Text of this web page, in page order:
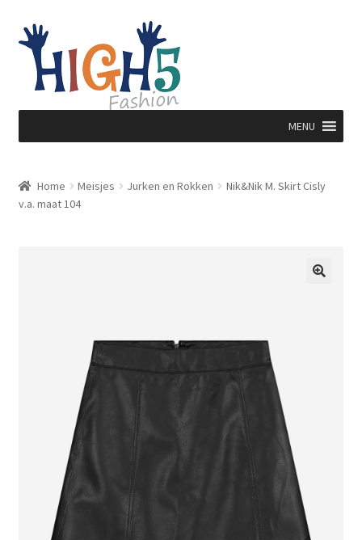
Ga
door
naar
navigatie
Ga
direct
naar
inhoud
MENU
Home Meisjes Jurken en Rokken
Nik&Nik M. Skirt Cisly
v.a. maat 104